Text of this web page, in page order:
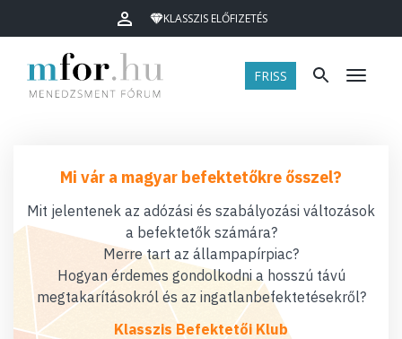
KLASSZIS ELŐFIZETÉS
FRISS Menü
Mi vár a magyar befektetőkre ősszel?
Mit jelentenek az adózási és szabályozási változások
a befektetők számára?
Merre tart az állampapírpiac?
Hogyan érdemes gondolkodni a hosszú távú
megtakarításokról és az ingatlanbefektetésekről?
Klasszis Befektetői Klub